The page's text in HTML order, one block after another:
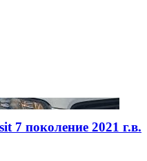
7 поколение 2021 г.в.